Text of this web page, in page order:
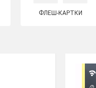
ФЛЕШ-КАРТКИ